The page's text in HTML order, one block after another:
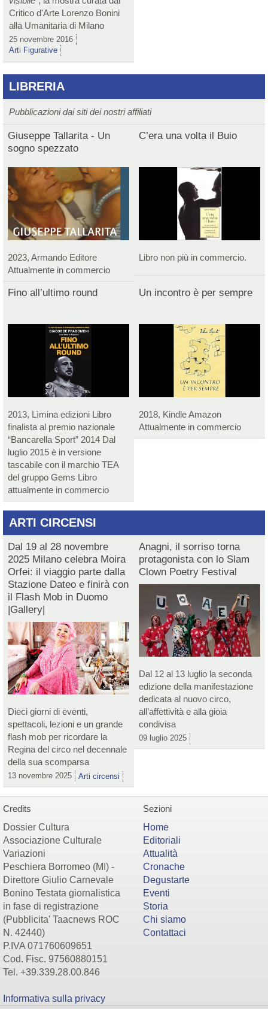
Critico d'Arte Lorenzo Bonini
alla Umanitaria di Milano
25 novembre 2016
Arti Figurative
LIBRERIA
Pubblicazioni dai siti dei nostri affiliati
Giuseppe Tallarita - Un
sogno spezzato
2023, Armando Editore
Attualmente in commercio
C’era una volta il Buio
Libro non più in commercio.
Fino all’ultimo round
2013, Lìmina edizioni Libro
finalista al premio nazionale
“Bancarella Sport” 2014 Dal
luglio 2015 è in versione
tascabile con il marchio TEA
del gruppo Gems Libro
attualmente in commercio
Un incontro è per sempre
2018, Kindle Amazon
Attualmente in commercio
ARTI CIRCENSI
Dal 19 al 28 novembre
2025 Milano celebra Moira
Orfei: il viaggio parte dalla
Stazione Dateo e finirà con
il Flash Mob in Duomo
|Gallery|
Dieci giorni di eventi,
spettacoli, lezioni e un grande
flash mob per ricordare la
Regina del circo nel decennale
della sua scomparsa
13 novembre 2025 Arti circensi
Anagni, il sorriso torna
protagonista con lo Slam
Clown Poetry Festival
Dal 12 al 13 luglio la seconda
edizione della manifestazione
dedicata al nuovo circo,
all’affettività e alla gioia
condivisa
09 luglio 2025
Credits
Dossier Cultura
Associazione Culturale
Variazioni
Peschiera Borromeo (MI) -
Direttore Giulio Carnevale
Bonino Testata giornalistica
in fase di registrazione
(Pubblicita' Taacnews ROC
N. 42440)
P.IVA 071760609651
Cod. Fisc. 97560880151
Tel. +39.339.28.00.846
Informativa sulla privacy
Sezioni
Home
Editoriali
Attualità
Cronache
Degustarte
Eventi
Storia
Chi siamo
Contattaci